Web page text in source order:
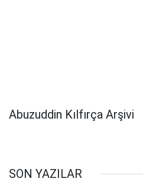
Abuzuddin Kılfırça Arşivi
SON YAZILAR